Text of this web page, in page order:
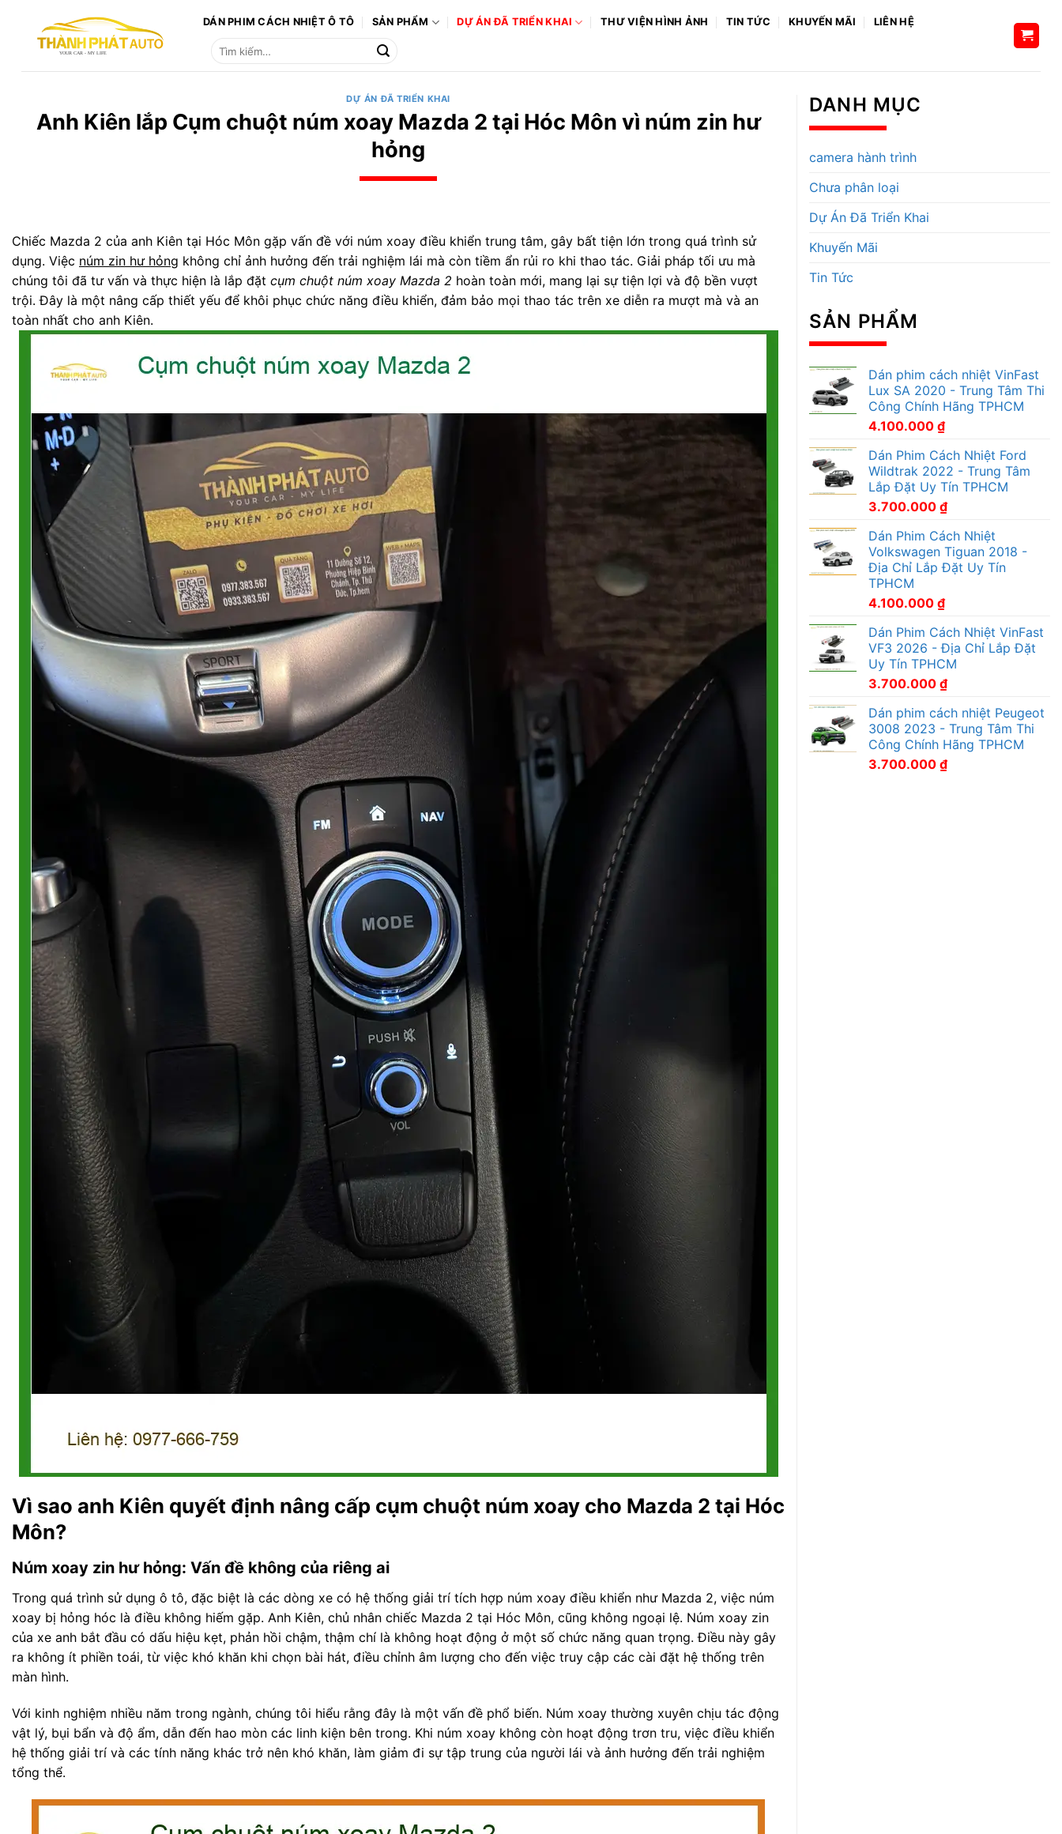
dung
DÁN PHIM CÁCH NHIỆT Ô TÔ SẢN PHẨM DỰ ÁN ĐÃ TRIỂN KHAI THƯ VIỆN HÌNH ẢNH TIN TỨC KHUYẾN MÃI
LIÊN HỆ
Tìm
DỰ ÁN ĐÃ TRIỂN KHAI
Anh Kiên lắp Cụm chuột núm xoay Mazda 2 tại Hóc Môn vì núm zin hư
hỏng
Chiếc Mazda 2 của anh Kiên tại Hóc Môn gặp vấn đề với núm xoay điều khiển trung tâm, gây bất tiện lớn trong quá trình sử
dụng. Việc núm zin hư hỏng không chỉ ảnh hưởng đến trải nghiệm lái mà còn tiềm ẩn rủi ro khi thao tác. Giải pháp tối ưu mà
chúng tôi đã tư vấn và thực hiện là lắp đặt cụm chuột núm xoay Mazda 2 hoàn toàn mới, mang lại sự tiện lợi và độ bền vượt
trội. Đây là một nâng cấp thiết yếu để khôi phục chức năng điều khiển, đảm bảo mọi thao tác trên xe diễn ra mượt mà và an
toàn nhất cho anh Kiên.
Vì sao anh Kiên quyết định nâng cấp cụm chuột núm xoay cho Mazda 2 tại Hóc
Môn?
Núm xoay zin hư hỏng: Vấn đề không của riêng ai
Trong quá trình sử dụng ô tô, đặc biệt là các dòng xe có hệ thống giải trí tích hợp núm xoay điều khiển như Mazda 2, việc núm
xoay bị hỏng hóc là điều không hiếm gặp. Anh Kiên, chủ nhân chiếc Mazda 2 tại Hóc Môn, cũng không ngoại lệ. Núm xoay zin
của xe anh bắt đầu có dấu hiệu kẹt, phản hồi chậm, thậm chí là không hoạt động ở một số chức năng quan trọng. Điều này gây
ra không ít phiền toái, từ việc khó khăn khi chọn bài hát, điều chỉnh âm lượng cho đến việc truy cập các cài đặt hệ thống trên
màn hình.
Với kinh nghiệm nhiều năm trong ngành, chúng tôi hiểu rằng đây là một vấn đề phổ biến. Núm xoay thường xuyên chịu tác động
vật lý, bụi bẩn và độ ẩm, dẫn đến hao mòn các linh kiện bên trong. Khi núm xoay không còn hoạt động trơn tru, việc điều khiển
hệ thống giải trí và các tính năng khác trở nên khó khăn, làm giảm đi sự tập trung của người lái và ảnh hưởng đến trải nghiệm
tổng thể.
DANH MỤC
camera hành trình
Chưa phân loại
Dự Án Đã Triển Khai
Khuyến Mãi
Tin Tức
SẢN PHẨM
Dán phim cách nhiệt VinFast
Lux SA 2020 - Trung Tâm Thi
Công Chính Hãng TPHCM
4.100.000 ₫
Dán Phim Cách Nhiệt Ford
Wildtrak 2022 - Trung Tâm
Lắp Đặt Uy Tín TPHCM
3.700.000 ₫
Dán Phim Cách Nhiệt
Volkswagen Tiguan 2018 -
Địa Chỉ Lắp Đặt Uy Tín
TPHCM
4.100.000 ₫
Dán Phim Cách Nhiệt VinFast
VF3 2026 - Địa Chỉ Lắp Đặt
Uy Tín TPHCM
3.700.000 ₫
Dán phim cách nhiệt Peugeot
3008 2023 - Trung Tâm Thi
Công Chính Hãng TPHCM
3.700.000 ₫